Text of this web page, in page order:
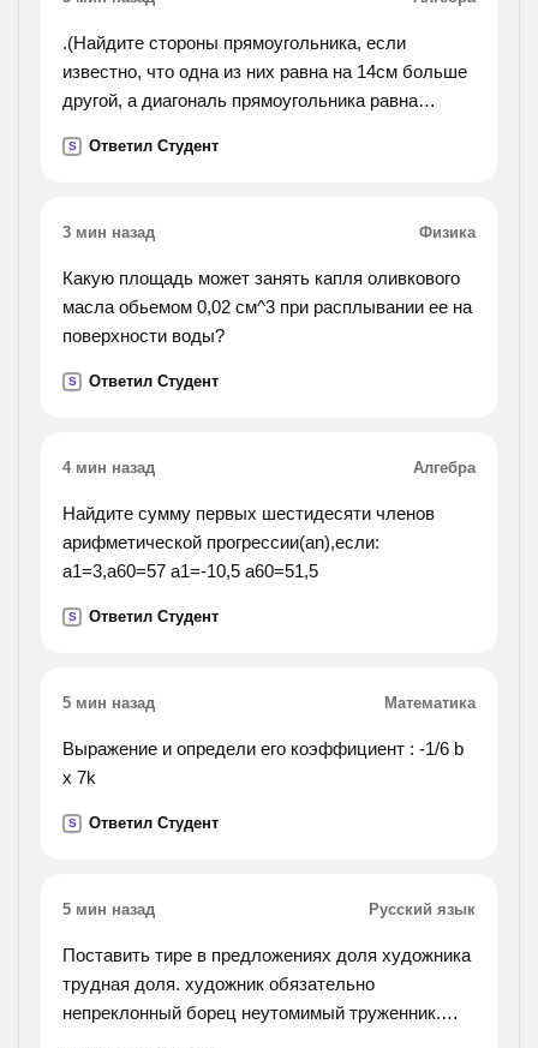
.(Найдите стороны прямоугольника, если
известно, что одна из них равна на 14см больше
другой, а диагональ прямоугольника равна
S Ответил Студент
3 мин назад Физика
Какую площадь может занять капля оливкового
масла обьемом 0,02 см^3 при расплывании ее на
поверхности воды?
S Ответил Студент
4 мин назад Алгебра
Найдите сумму первых шестидесяти членов
арифметической прогрессии(an),если:
a1=3,a60=57 а1=-10,5 a60=51,5
S Ответил Студент
5 мин назад Математика
Выражение и определи его коэффициент : -1/6 b
х 7k
S Ответил Студент
5 мин назад Русский язык
Поставить тире в предложениях доля художника
трудная доля. художник обязательно
непреклонный борец неутомимый труженник.